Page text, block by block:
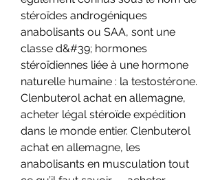
stéroïdes androgéniques
anabolisants ou SAA, sont une
classe d&#39; hormones
stéroïdiennes liée à une hormone
naturelle humaine : la testostérone.
Clenbuterol achat en allemagne,
acheter légal stéroïde expédition
dans le monde entier. Clenbuterol
achat en allemagne, les
anabolisants en musculation tout